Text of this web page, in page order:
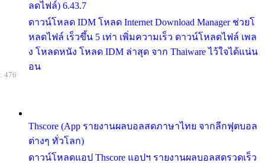
ลดไฟล์) 6.43.7
ดาวน์โหลด IDM โหลด Internet Download Manager ช่วยโ
หลดไฟล์ เร็วขึ้น 5 เท่า เพิ่มความเร็ว ดาวน์โหลดไฟล์ เพล
ง โหลดหนัง โหลด IDM ล่าสุด จาก Thaiware ไว้ใจได้แน่น
อน
Thscore (App รายงานผลบอลสดภาษาไทย จากลีกฟุตบอล
ต่างๆ ทั่วโลก)
ดาวน์โหลดแอป Thscore แอปฯ รายงานผลบอลสดรวดเร็ว
476